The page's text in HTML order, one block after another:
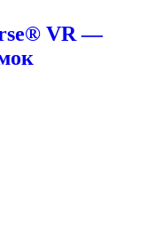
VR —